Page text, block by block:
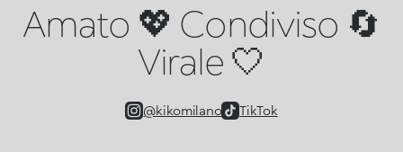
Amato 💖 Condiviso 🔄
Virale 🤍
@kikomilano TikTok